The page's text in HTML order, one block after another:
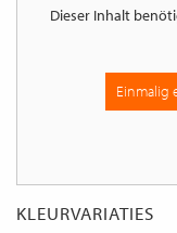
Dieser Inhalt
Einmalig
KLEURVARIATIES